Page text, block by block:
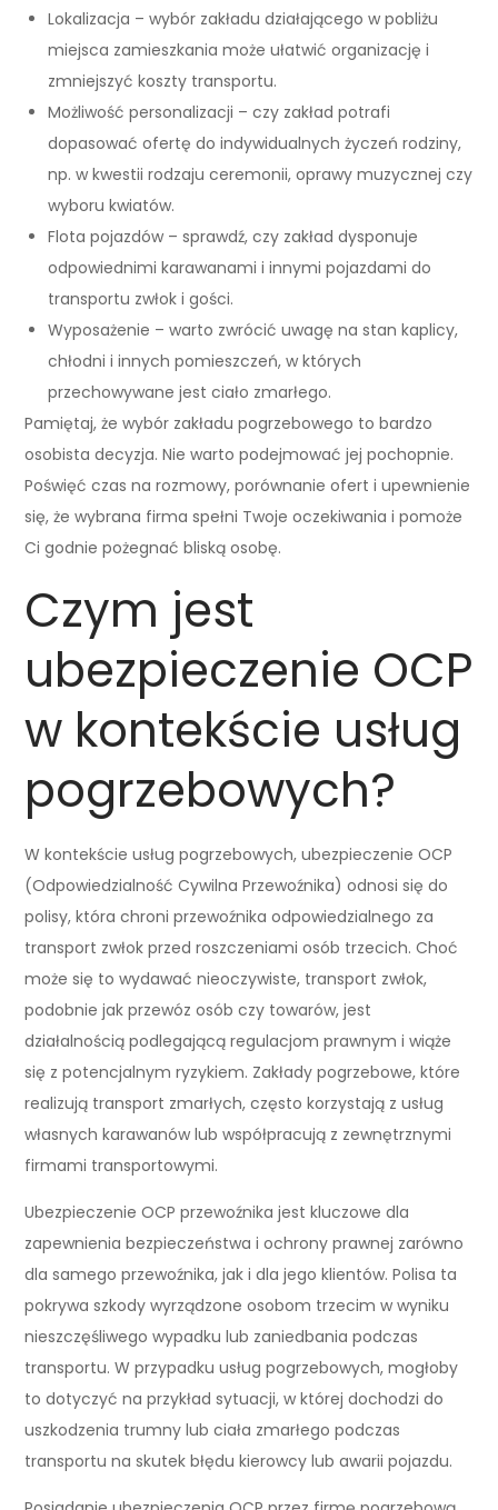
Lokalizacja – wybór zakładu działającego w pobliżu
miejsca zamieszkania może ułatwić organizację i
zmniejszyć koszty transportu.
Możliwość personalizacji – czy zakład potrafi
dopasować ofertę do indywidualnych życzeń rodziny,
np. w kwestii rodzaju ceremonii, oprawy muzycznej czy
wyboru kwiatów.
Flota pojazdów – sprawdź, czy zakład dysponuje
odpowiednimi karawanami i innymi pojazdami do
transportu zwłok i gości.
Wyposażenie – warto zwrócić uwagę na stan kaplicy,
chłodni i innych pomieszczeń, w których
przechowywane jest ciało zmarłego.
Pamiętaj, że wybór zakładu pogrzebowego to bardzo
osobista decyzja. Nie warto podejmować jej pochopnie.
Poświęć czas na rozmowy, porównanie ofert i upewnienie
się, że wybrana firma spełni Twoje oczekiwania i pomoże
Ci godnie pożegnać bliską osobę.
Czym jest
ubezpieczenie OCP
w kontekście usług
pogrzebowych?
W kontekście usług pogrzebowych, ubezpieczenie OCP
(Odpowiedzialność Cywilna Przewoźnika) odnosi się do
polisy, która chroni przewoźnika odpowiedzialnego za
transport zwłok przed roszczeniami osób trzecich. Choć
może się to wydawać nieoczywiste, transport zwłok,
podobnie jak przewóz osób czy towarów, jest
działalnością podlegającą regulacjom prawnym i wiąże
się z potencjalnym ryzykiem. Zakłady pogrzebowe, które
realizują transport zmarłych, często korzystają z usług
własnych karawanów lub współpracują z zewnętrznymi
firmami transportowymi.
Ubezpieczenie OCP przewoźnika jest kluczowe dla
zapewnienia bezpieczeństwa i ochrony prawnej zarówno
dla samego przewoźnika, jak i dla jego klientów. Polisa ta
pokrywa szkody wyrządzone osobom trzecim w wyniku
nieszczęśliwego wypadku lub zaniedbania podczas
transportu. W przypadku usług pogrzebowych, mogłoby
to dotyczyć na przykład sytuacji, w której dochodzi do
uszkodzenia trumny lub ciała zmarłego podczas
transportu na skutek błędu kierowcy lub awarii pojazdu.